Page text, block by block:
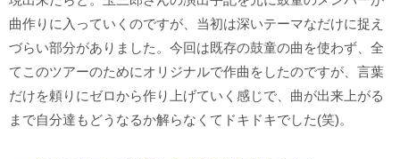
曲作りに入っていくのですが、当初は深いテーマなだけに捉え
づらい部分がありました。今回は既存の鼓童の曲を使わず、全
てこのツアーのためにオリジナルで作曲をしたのですが、言葉
だけを頼りにゼロから作り上げていく感じで、曲が出来上がる
まで自分達もどうなるか解らなくてドキドキでした(笑)。